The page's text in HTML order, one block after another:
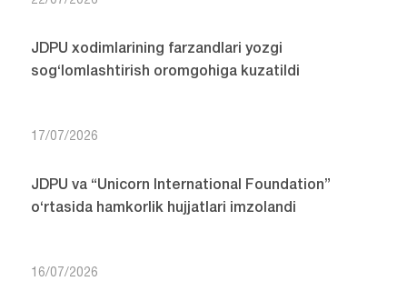
JDPU xodimlarining farzandlari yozgi
sog‘lomlashtirish oromgohiga kuzatildi
17/07/2026
JDPU va “Unicorn International Foundation”
o‘rtasida hamkorlik hujjatlari imzolandi
16/07/2026